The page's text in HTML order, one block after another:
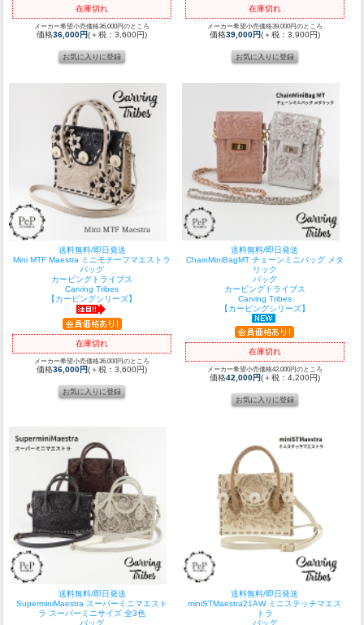
在庫切れ
メーカー希望小売価格36,000円のところ
価格36,000円(＋税：3,600円)
在庫切れ
メーカー希望小売価格39,000円のところ
価格39,000円(＋税：3,900円)
送料無料/即日発送
Mini MTF Maestra ミニモチーフマエストラ
バッグ
カービングトライブス
Carving Tribes
【カービングシリーズ】
在庫切れ
メーカー希望小売価格36,000円のところ
価格36,000円(＋税：3,600円)
送料無料/即日発送
ChainMiniBagMT チェーンミニバッグ メタ
リック
バッグ
カービングトライブス
Carving Tribes
【カービングシリーズ】
在庫切れ
メーカー希望小売価格42,000円のところ
価格42,000円(＋税：4,200円)
送料無料/即日発送
SuperminiMaestra スーパーミニマエスト
ラ スーパーミニサイズ 全3色
バッグ
送料無料/即日発送
miniSTMaestra21AW ミニステッチマエス
トラ
バッグ